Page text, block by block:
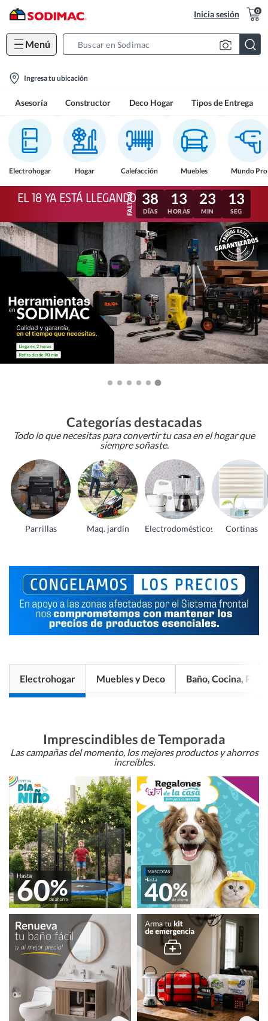
Inicia sesión 0
Menú
location-
Ingresa tu ubicación
Asesoría Constructor Deco Hogar Tipos de Entrega
Electrohogar Hogar Calefacción Muebles Mundo Pro
EL 18 YA ESTÁ LLEGANDO 38
DÍAS
13
HORAS
23
MIN
11
SEG
Categorías destacadas
Todo lo que necesitas para convertir tu casa en el hogar que
siempre soñaste.
Parrillas Maq. jardín Electrodomésticos Cortinas
Electrohogar Muebles y Deco Baño, Cocina, Pisos
Imprescindibles de Temporada
Las campañas del momento, los mejores productos y ahorros
increíbles.